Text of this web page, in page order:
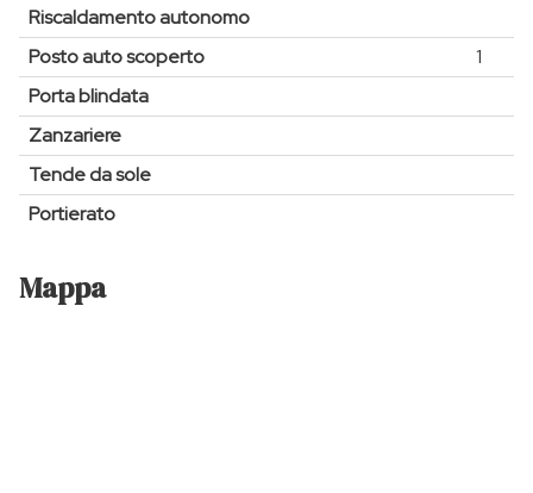
Riscaldamento autonomo
Posto auto scoperto
1
Porta blindata
Zanzariere
Tende da sole
Portierato
Mappa